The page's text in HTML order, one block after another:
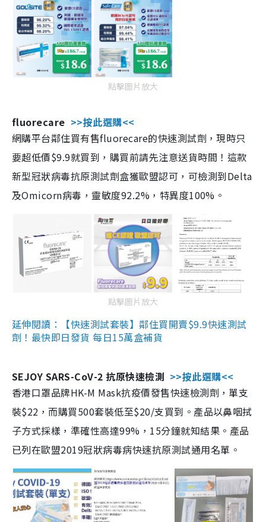
點擊圖片放大
fluorecare >>按此選購<<
網購平台鄰住買有售fluorecare的快速測試劑，現時只
要超低價$9.9就買到，購買前請先注意送貨時間！這款
新型冠狀病毒抗原測試劑盒獲歐盟認可，可檢測到Delta
及Omicorn病毒，靈敏度92.2%，特異度100%。
點擊圖片放大
延伸閱讀：【快速測試套裝】鄰住買開賣$9.9快速測試
劑！最快即日發貨 每日15萬盒補貨
SEJOY SARS-CoV-2 抗原快速檢測 >>按此選購<<
香港口罩品牌HK-M Mask抗疫價發售快速檢測劑，單支
裝$22，而購買500套裝低至$20/支買到。產品以鼻咽拭
子方式採樣，準確性高達99%，15分鐘就知結果。產品
已列在歐盟2019冠狀病毒病快速抗原測試通用名單。